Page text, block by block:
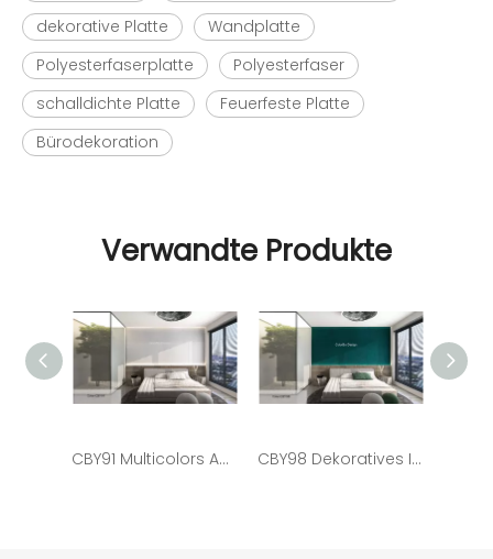
dekorative Platte
Wandplatte
Polyesterfaserplatte
Polyesterfaser
schalldichte Platte
Feuerfeste Platte
Bürodekoration
Verwandte Produkte
CBY91 Multicolors Auditorium PET-Polyester-Akustikplatten Schalldämmung CBY98 Dekoratives Innenarchitekturmaterial, akustische 12-mm-PET-Platte